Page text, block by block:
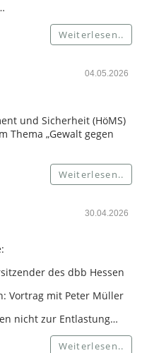
Weiterlesen..
04.05.2026
und Sicherheit (HöMS)
Thema „Gewalt gegen
Weiterlesen..
30.04.2026
des dbb Hessen
Vortrag mit Peter Müller
nicht zur Entlastung…
Weiterlesen..